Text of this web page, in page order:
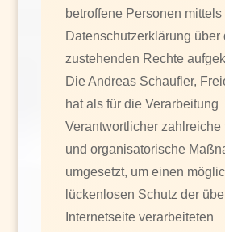
betroffene Personen mittels
Datenschutzerklärung über
zustehenden Rechte
Die Andreas Schaufler,
hat als für die Verarbeitung
Verantwortlicher zahlreiche
und organisatorische
umgesetzt, um einen
lückenlosen Schutz der
Internetseite verarbeiteten